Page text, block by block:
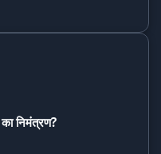
निमंत्रण?